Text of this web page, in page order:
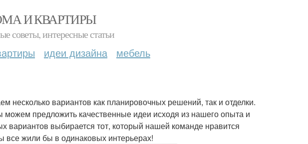
И КВАРТИРЫ
советы, интересные статьи
идеи дизайна мебель
несколько вариантов как планировочных решений, так и отделки.
можем предложить качественные идеи исходя из нашего опыта и
вариантов выбирается тот, который нашей команде нравится
все жили бы в одинаковых интерьерах!